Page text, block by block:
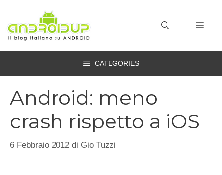
contenuto
CATEGORIES
Android: meno
crash rispetto a iOS
6 Febbraio 2012 di Gio Tuzzi